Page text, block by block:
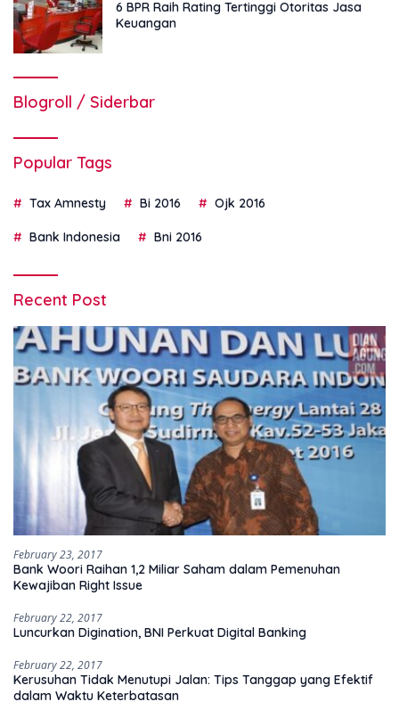
6 BPR Raih Rating Tertinggi Otoritas Jasa
Keuangan
Blogroll / Siderbar
Popular Tags
Tax Amnesty Bi 2016 Ojk 2016
Bank Indonesia Bni 2016
Recent Post
February 23, 2017
Bank Woori Raihan 1,2 Miliar Saham dalam Pemenuhan
Kewajiban Right Issue
February 22, 2017
Luncurkan Digination, BNI Perkuat Digital Banking
February 22, 2017
Kerusuhan Tidak Menutupi Jalan: Tips Tanggap yang Efektif
dalam Waktu Keterbatasan